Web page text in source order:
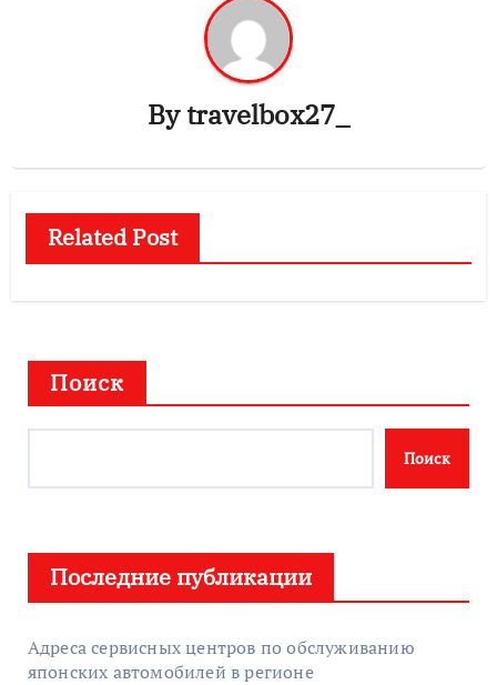
Bytravelbox27_
Related Post
Поиск
Поиск
Последние публикации
Адреса сервисных центров по обслуживанию
японских автомобилей в регионе